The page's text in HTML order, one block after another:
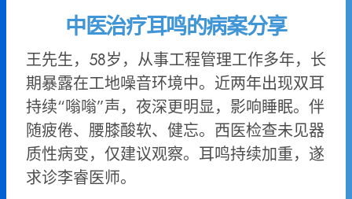
中医治疗耳鸣的病案分享
王先生，58岁，从事工程管理工作多年，长
期暴露在工地噪音环境中。近两年出现双耳
持续“嗡嗡”声，夜深更明显，影响睡眠。伴
随疲倦、腰膝酸软、健忘。西医检查未见器
质性病变，仅建议观察。耳鸣持续加重，遂
求诊李睿医师。